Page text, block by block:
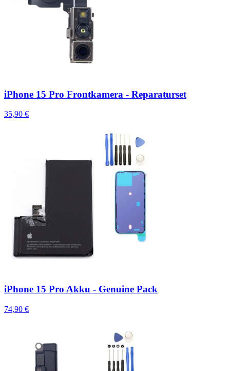
iPhone 15 Pro Frontkamera - Reparaturset
35,90 €
iPhone 15 Pro Akku - Genuine Pack
74,90 €